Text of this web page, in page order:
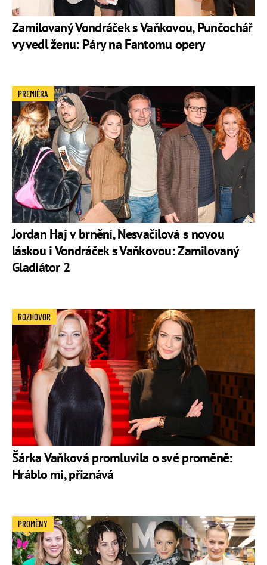
Zamilovaný Vondráček s Vaňkovou, Punčochář
vyvedl ženu: Páry na Fantomu opery
Jordan Haj v brnění, Nesvačilová s novou
láskou i Vondráček s Vaňkovou: Zamilovaný
Gladiátor 2
PREMIÉRA
Šárka Vaňková promluvila o své proměně:
Hráblo mi, přiznává
ROZHOVOR
PROMĚNY